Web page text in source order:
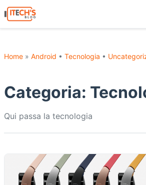
Home » Android • Tecnologia •
Categoria:
Qui passa la tecnologia